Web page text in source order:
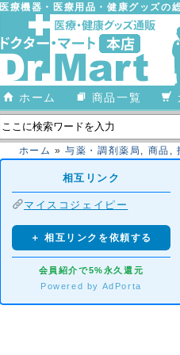
医療機器・医療用品・健康グッズ
ホーム 商品一覧
ホーム »与薬・調剤薬局 , 商品 ,
相互リンク
マイスコジェイピー
＋ 相互リンクを依頼する
会員紹介で5%永久還元
Powered by AdPorta